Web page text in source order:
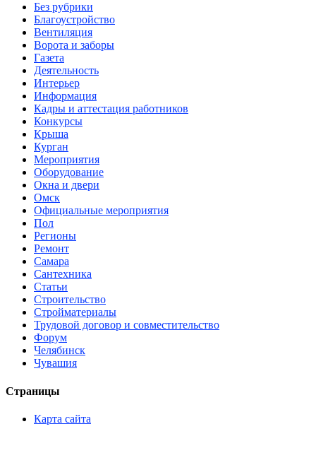
Без рубрики
Благоустройство
Вентиляция
Ворота и заборы
Газета
Деятельность
Интерьер
Информация
Кадры и аттестация работников
Конкурсы
Крыша
Курган
Мероприятия
Оборудование
Окна и двери
Омск
Официальные мероприятия
Пол
Регионы
Ремонт
Самара
Сантехника
Статьи
Строительство
Стройматериалы
Трудовой договор и совместительство
Форум
Челябинск
Чувашия
Страницы
Карта сайта